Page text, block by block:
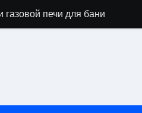
печи для бани
применения GPU-серверов
обучения и актуальные